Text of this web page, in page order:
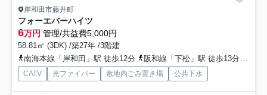
岸和田市藤井町
フォーエバーハイツ
6万円 管理/共益費5,000円
58.81㎡ (3DK) /築27年 /3階建
南海本線「岸和田」駅 徒歩12分
阪和線「下松」駅 徒歩13分
CATV 光ファイバー 敷地内ごみ置き場 公共下水